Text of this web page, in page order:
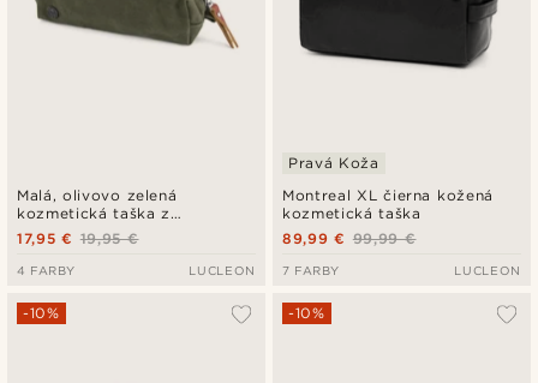
Malá, olivovo zelená
kozmetická taška z
voskovaného plátna
19,95 €
17,95 €
4 FARBY LUCLEON
Montreal XL čierna kožená
kozmetická taška
Pravá Koža
99,99 €
89,99 €
7 FARBY LUCLEON
-10% -10%